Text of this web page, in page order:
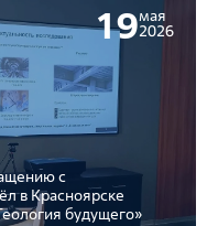
19мая
2026
с
в Красноярске
будущего»